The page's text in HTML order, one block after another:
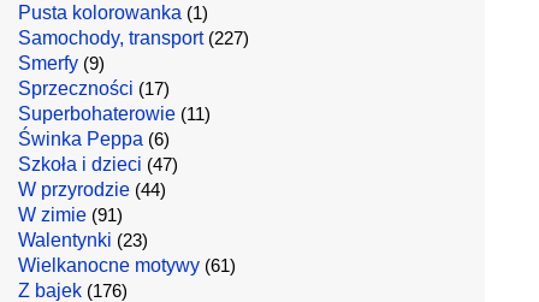
Pusta kolorowanka (1)
Samochody, transport(227)
Smerfy (9)
Sprzeczności (17)
Superbohaterowie (11)
Świnka Peppa (6)
Szkoła i dzieci (47)
W przyrodzie (44)
W zimie (91)
Walentynki (23)
Wielkanocne motywy (61)
Z bajek (176)